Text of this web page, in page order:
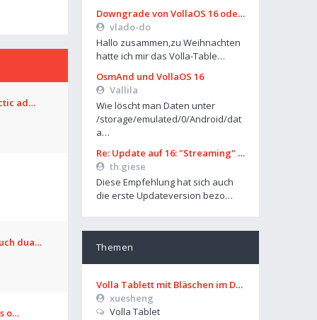
Downgrade von VollaOS 16 oder Formatierung von Userdata (aus UT)
vlado-do
Hallo zusammen,zu Weihnachten
hatte ich mir das Volla-Table…
OsmAnd und VollaOS 16
Vallila
Wie löscht man Daten unter
/storage/emulated/0/Android/dat
a…
Re: Update auf 16: "Streaming" über Mobilfunk geht nicht mehr
th.giese
Diese Empfehlung hat sich auch
die erste Updateversion bezo…
Themen
Volla Tablett mit Bläschen im Display?
xuesheng
Volla Tablet
ad…
dua…
o…